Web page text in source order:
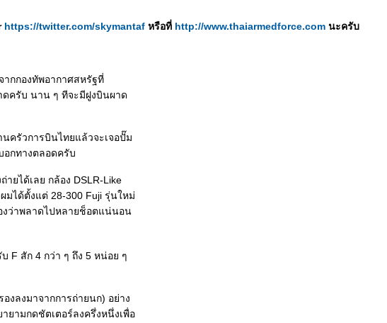
https://twitter.com/skymantafหรือที่ http://www.thaiarmedforce.comนะครับ
ากกองทัพอากาศสหรัฐที่
ดครับ นาน ๆ ทีจะมีฝูงบินผาด
ครัวการบินไทยแล้วจะเจอปั๊ม
อกทางตลอดครับ
ายได้เลย กล้อง DSLR-Like
มได้ตั้งแต่ 28-300 Fuji รุ่นใหม่
งว่าพลาดไปหลายช็อตแน่นอน
F สัก 4 กว่า ๆ ถึง 5 หน่อย ๆ
งลงมาจากการถ่ายนก) อย่าง
ยามกดชัตเตอร์ลงครึ่งหนึ่งเพื่อ